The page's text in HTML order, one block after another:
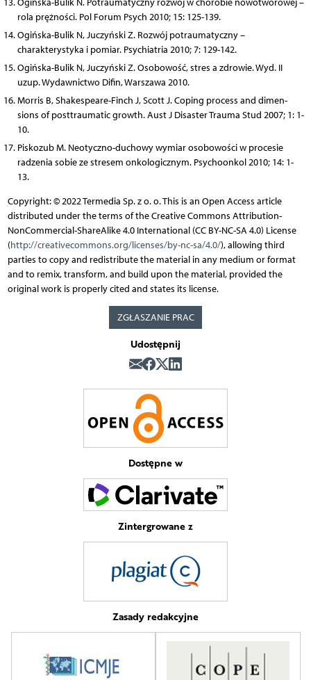
rola prężności. Pol Forum Psych 2010; 15: 125-139.
Ogińska-Bulik N, Juczyński Z. Rozwój potraumatyczny –
charakterystyka i pomiar. Psychiatria 2010; 7: 129-142.
Ogińska-Bulik N, Juczyński Z. Osobowość, stres a zdrowie. Wyd. II
uzup. Wydawnictwo Difin, Warszawa 2010.
Morris B, Shakespeare-Finch J, Scott J. Coping process and dimen-
sions of posttraumatic growth. Aust J Disaster Trauma Stud 2007; 1: 1-
10.
Piskozub M. Neotyczno-duchowy wymiar osobowości w procesie
radzenia sobie ze stresem onkologicznym. Psychoonkol 2010; 14: 1-
13.
Copyright: © 2022 Termedia Sp. z o. o. This is an Open Access article
distributed under the terms of the Creative Commons Attribution-
NonCommercial-ShareAlike 4.0 International (CC BY-NC-SA 4.0) License
(http://creativecommons.org/licenses/by-nc-sa/4.0/), allowing third
parties to copy and redistribute the material in any medium or format
and to remix, transform, and build upon the material, provided the
original work is properly cited and states its license.
ZGŁASZANIE PRAC
Udostępnij
Dostępne w
Zintergrowane z
Zasady redakcyjne